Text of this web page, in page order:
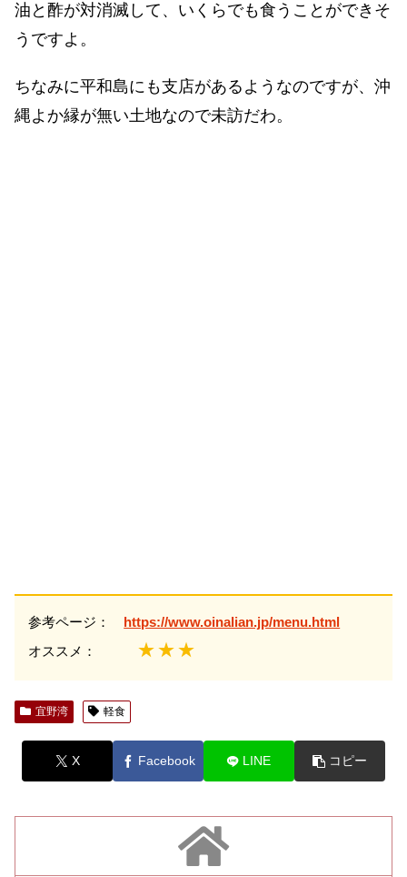
油と酢が対消滅して、いくらでも食うことができそ
うですよ。
ちなみに平和島にも支店があるようなのですが、沖
縄よか縁が無い土地なので未訪だわ。
参考ページ： https://www.oinalian.jp/menu.html
オススメ： ★★★
宜野湾 軽食
X Facebook LINE コピー